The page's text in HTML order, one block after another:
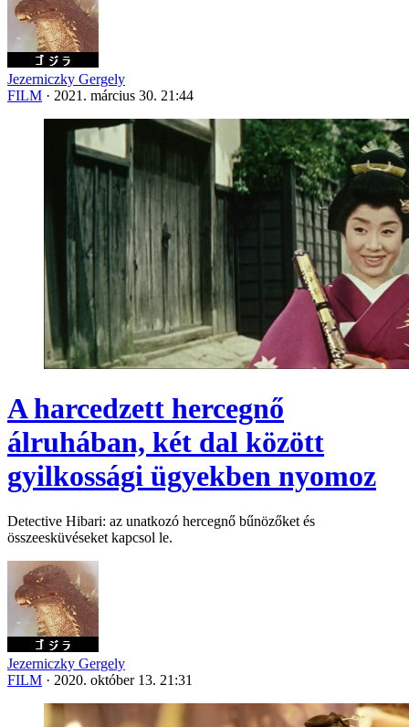
Jezerniczky Gergely
FILM · 2021. március 30. 21:44
A harcedzett hercegnő
álruhában, két dal között
gyilkossági ügyekben nyomoz
Detective Hibari: az unatkozó hercegnő bűnözőket és
összeesküvéseket kapcsol le.
Jezerniczky Gergely
FILM · 2020. október 13. 21:31